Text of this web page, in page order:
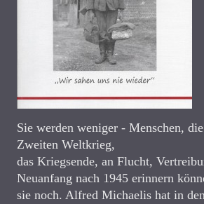
Sie werden weniger - Menschen,
Zweiten Weltkrieg,
das Kriegsende, an Flucht,
Neuanfang nach 1945 erinnern
sie noch. Alfred Michaelis hat in